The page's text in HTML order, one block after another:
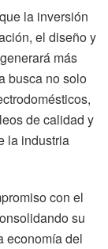
la inversión
el diseño y
más
busca no solo
de calidad y
la industria
con el
su
economía del